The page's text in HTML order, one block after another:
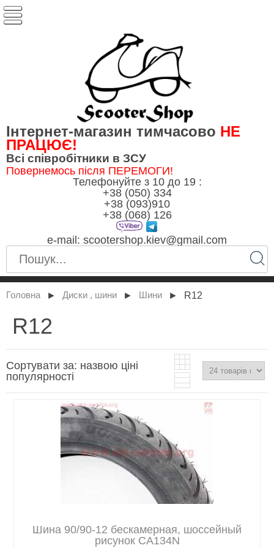
Інтернет-магазин тимчасово НЕ
ПРАЦЮЄ!
Всі співробітники в ЗСУ
Повернемось після ПЕРЕМОГИ!
Телефонуйте з 10 до 19 :
+38 (050) 334
+38 (093)910
+38 (068) 126
e-mail: scootershop.kiev@gmail.com
Головна ► Диски , шини ► Шини ► R12
R12
Сортувати за: назвою ціні
популярності
Шина 90/90-12 бескамерная, шоссейный
рисунок CA134N